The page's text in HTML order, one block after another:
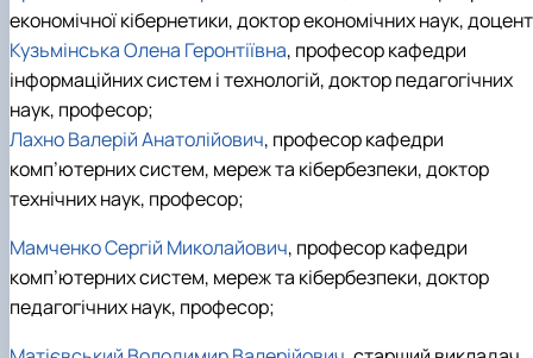
економічної кібернетики, доктор економічних наук,
Кузьмінська Олена Геронтіївна, професор кафедри
інформаційних систем і технологій, доктор педагогічних
наук, професор;
Лахно Валерій Анатолійович, професор кафедри
комп’ютерних систем, мереж та кібербезпеки, доктор
технічних наук, професор;
Мамченко Сергій Миколайович, професор кафедри
комп’ютерних систем, мереж та кібербезпеки, доктор
педагогічних наук, професор;